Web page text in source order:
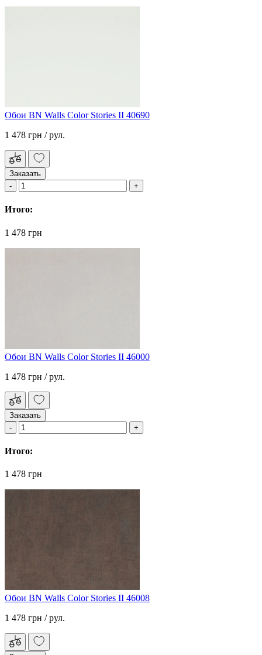
Обои BN Walls Color Stories II 40690
1 478 грн / рул.
Заказать
Итого:
1 478 грн
Обои BN Walls Color Stories II 46000
1 478 грн / рул.
Заказать
Итого:
1 478 грн
Обои BN Walls Color Stories II 46008
1 478 грн / рул.